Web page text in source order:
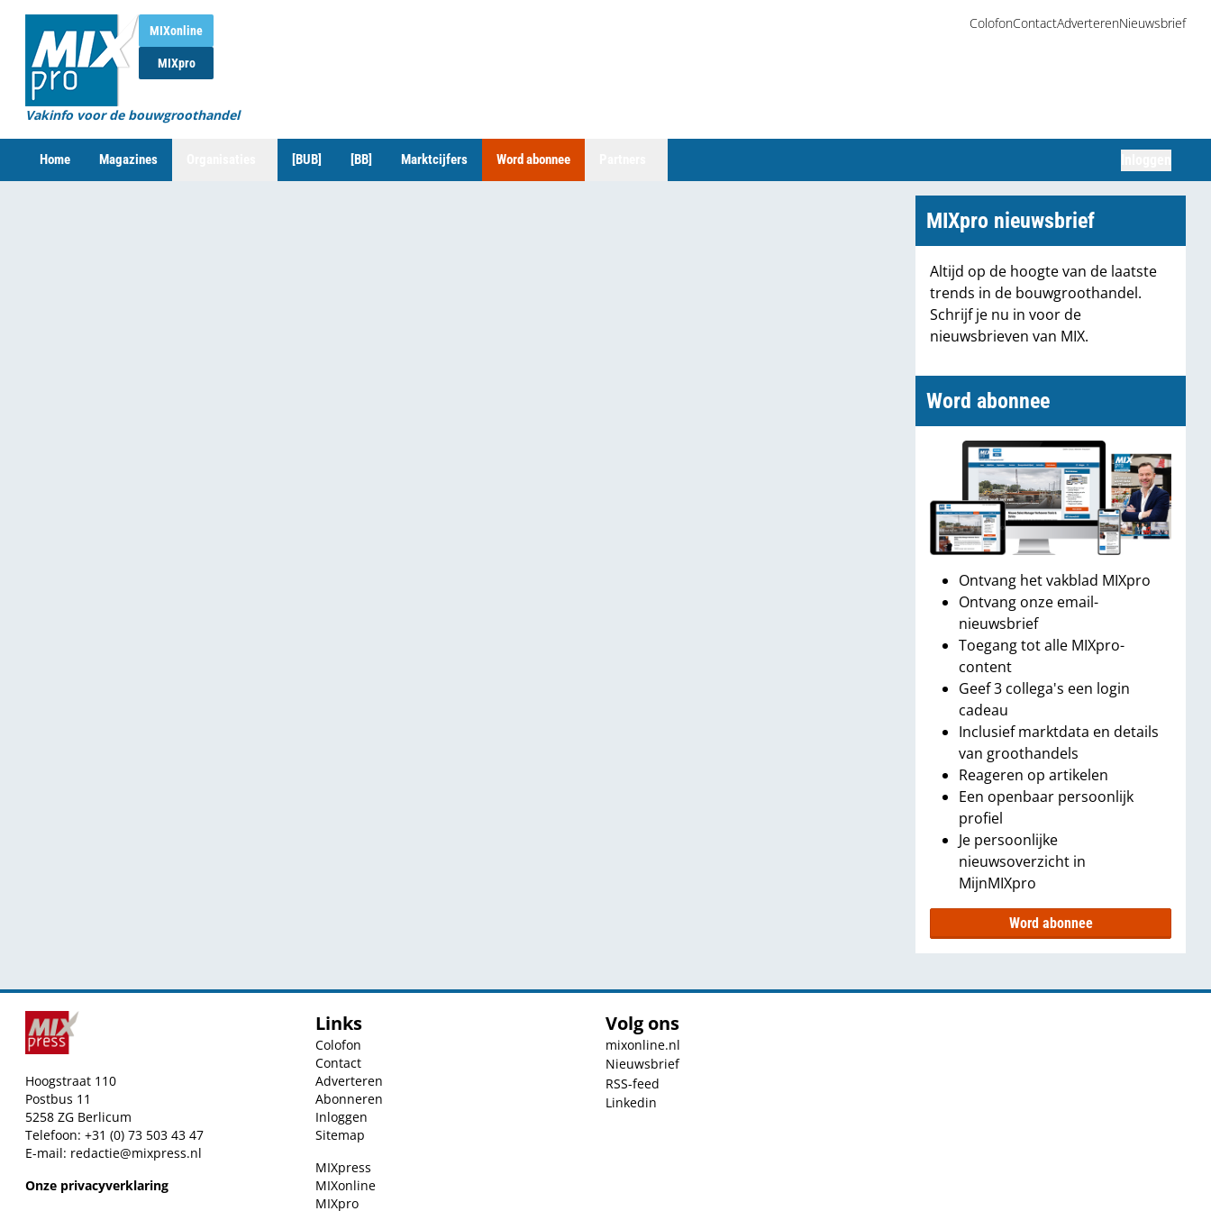
MIXonline
MIXpro
Vakinfo voor de bouwgroothandel
ColofonContactAdverterenNieuwsbrief
Home Magazines [BUB] [BB] Marktcijfers Word abonnee
MIXpro nieuwsbrief
Altijd op de hoogte van de laatste
trends in de bouwgroothandel.
Schrijf je nu in voor de
nieuwsbrieven van MIX.
Word abonnee
Ontvang het vakblad MIXpro
Ontvang onze email-
nieuwsbrief
Toegang tot alle MIXpro-
content
Geef 3 collega's een login
cadeau
Inclusief marktdata en details
van groothandels
Reageren op artikelen
Een openbaar persoonlijk
profiel
Je persoonlijke
nieuwsoverzicht in
MijnMIXpro
Word abonnee
Hoogstraat 110
Postbus 11
5258 ZG Berlicum
Telefoon: +31 (0) 73 503 43 47
E-mail: redactie@mixpress.nl
Onze privacyverklaring
Links
Colofon
Contact
Adverteren
Abonneren
Inloggen
Sitemap
MIXpress
MIXonline
MIXpro
Volg ons
mixonline.nl
Nieuwsbrief
RSS-feed
Linkedin